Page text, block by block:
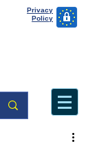
Privacy
Policy